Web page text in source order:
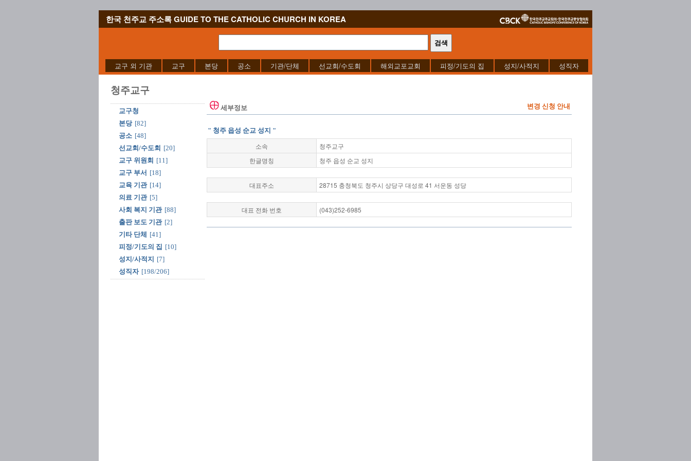
한국 천주교 주소록 GUIDE TO THE CATHOLIC CHURCH IN KOREA
교구 외 기관 교구 본당 공소 기관/단체 선교회/수도회 해외교포교회 피정/기도의 집 성지/사적지 성직자
청주교구
교구청
본당 [82]
공소 [48]
선교회/수도회 [20]
교구 위원회 [11]
교구 부서 [18]
교육 기관 [14]
의료 기관 [5]
사회 복지 기관 [88]
출판 보도 기관 [2]
기타 단체
[41]
피정/기도의 집 [10]
성지/사적지
[7]
성직자 [198/206]
세부정보 변경 신청 안내
" 청주 읍성 순교 성지 "
소속
청주교구
한글명칭
청주 읍성 순교 성지
대표주소 28715 충청북도 청주시 상당구 대성로 41 서운동 성당
대표 전화 번호 (043)252-6985